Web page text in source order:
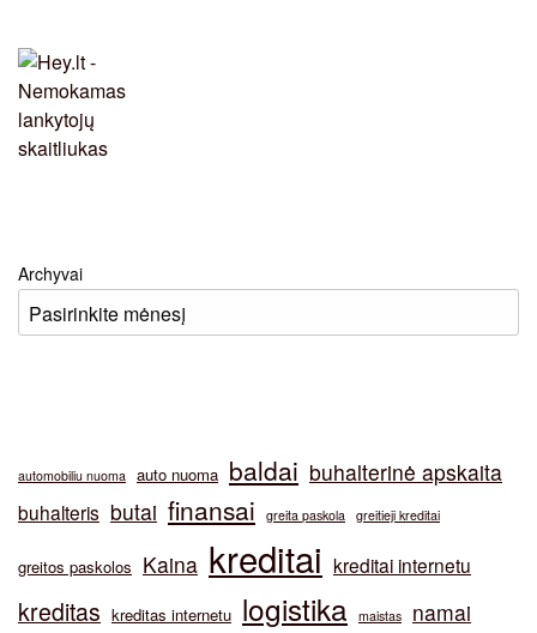
Archyvai
automobiliu nuoma auto nuoma baldai buhalterinė apskaita
buhalteris butai finansai greita paskola greitieji kreditai
greitos paskolos Kaina kreditai kreditai internetu
kreditas kreditas internetu logistika maistas
namai